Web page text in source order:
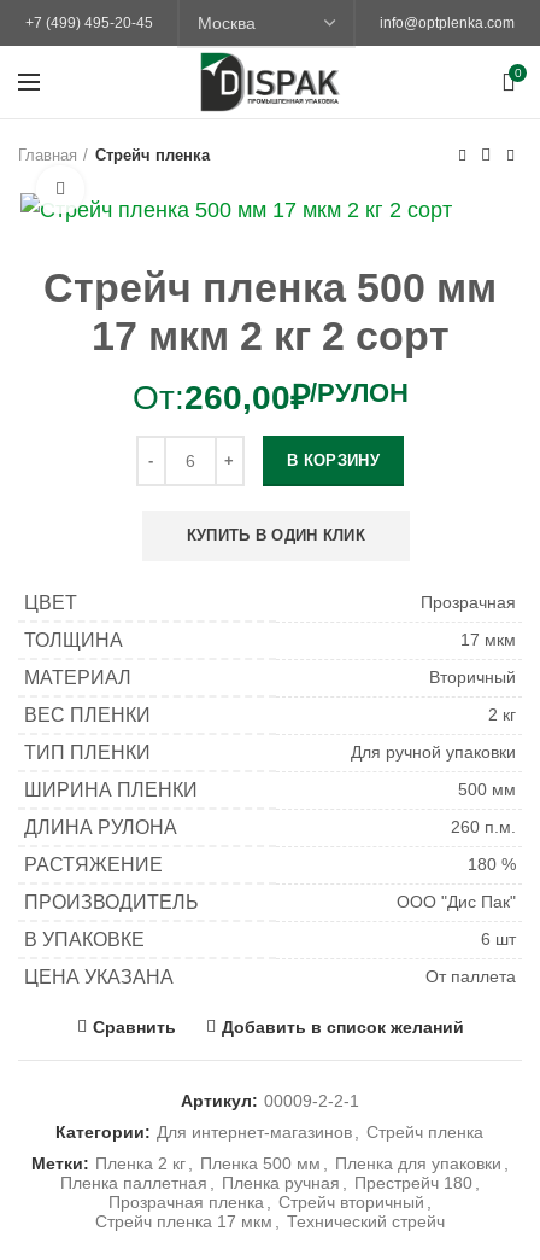
+7 (499) 495-20-45 info@optplenka.com
0
Главная
Стрейч пленка
Стрейч пленка 500 мм
17 мкм 2 кг 2 сорт
От:260,00₽/РУЛОН
В КОРЗИНУ
КУПИТЬ В ОДИН КЛИК
ЦВЕТ Прозрачная
ТОЛЩИНА 17 мкм
МАТЕРИАЛ Вторичный
ВЕС ПЛЕНКИ 2 кг
ТИП ПЛЕНКИ Для ручной упаковки
ШИРИНА ПЛЕНКИ 500 мм
ДЛИНА РУЛОНА 260 п.м.
РАСТЯЖЕНИЕ 180 %
ПРОИЗВОДИТЕЛЬ ООО "Дис Пак"
В УПАКОВКЕ 6 шт
ЦЕНА УКАЗАНА От паллета
Сравнить Добавить в список желаний
Артикул: 00009-2-2-1
Категории: Для интернет-магазинов, Стрейч пленка
Метки: Пленка 2 кг , Пленка 500 мм , Пленка для упаковки ,
Пленка паллетная , Пленка ручная , Престрейч 180,
Прозрачная пленка, Стрейч вторичный ,
Стрейч пленка 17 мкм , Технический стрейч